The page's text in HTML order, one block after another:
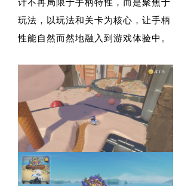
玩法，以玩法和关卡为核心，让手柄
性能自然而然地融入到游戏体验中。